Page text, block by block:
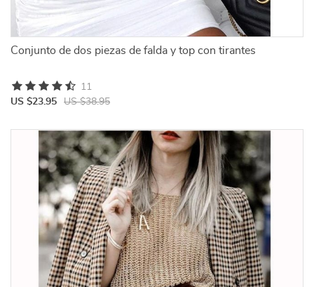
Conjunto de dos piezas de falda y top con tirantes
US $23.95 US $38.95
11